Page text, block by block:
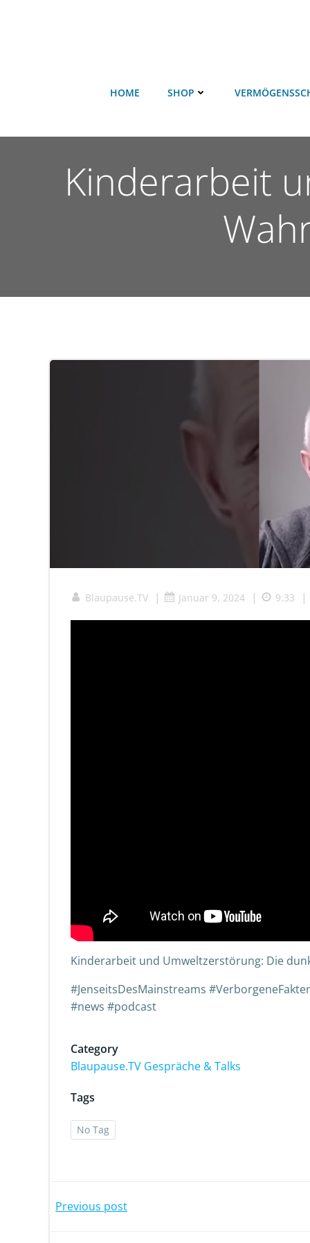
HOME SHOP
Kinderarbeit
Blaupause.TV | Januar 9, 2024 | 9:33 |
Kinderarbeit und Umweltzerstörung: Die
#JenseitsDesMainstreams
#news #podcast
Category
Blaupause.TV Gespräche & Talks
Tags
No Tag
Previous post